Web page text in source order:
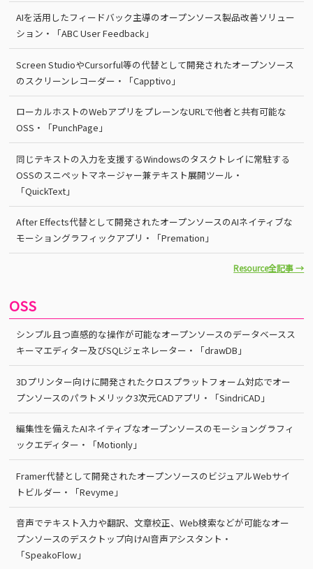
AIを活用したフィードバック主導のオープンソース製品改善ソリュー
ション・「ABC User Feedback」
Screen StudioやCursorful等の代替として開発されたオープンソース
のスクリーンレコーダー・「Capptivo」
ローカルホストのWebアプリをプレーンなURLで他者と共有可能な
OSS・「PunchPage」
同じテキストの入力を支援するWindowsのタスクトレイに常駐する
OSSのスニペットマネージャー兼テキスト展開ツール・
「QuickText」
After Effects代替として開発されたオープンソースのAIネイティブな
モーショングラフィックアプリ・「Premation」
Resource全記事 →
OSS
シンプル且つ直感的な操作が可能なオープンソースのデータベースス
キーマエディター及びSQLジェネレーター・「drawDB」
3Dプリンター向けに開発されたクロスプラットフォーム対応でオー
プンソースのパラトメリック3次元CADアプリ・「SindriCAD」
編集性を備えたAIネイティブなオープンソースのモーショングラフィ
ックエディター・「Motionly」
Framer代替として開発されたオープンソースのビジュアルWebサイ
トビルダー・「Revyme」
音声でテキスト入力や翻訳、文章校正、Web検索などが可能なオー
プンソースのデスクトップ向けAI音声アシスタント・
「SpeakoFlow」